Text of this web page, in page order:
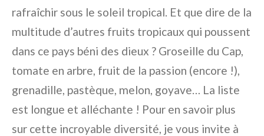
rafraîchir sous le soleil tropical. Et que dire de la
multitude d’autres fruits tropicaux qui poussent
dans ce pays béni des dieux ? Groseille du Cap,
tomate en arbre, fruit de la passion (encore !),
grenadille, pastèque, melon, goyave… La liste
est longue et alléchante ! Pour en savoir plus
sur cette incroyable diversité, je vous invite à